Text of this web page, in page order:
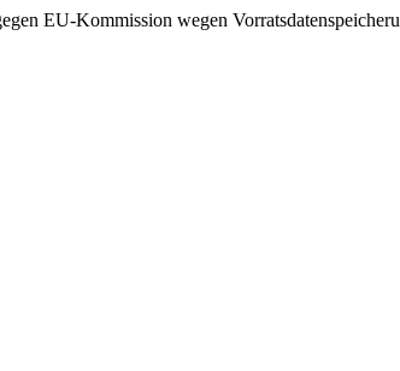
EU-Kommission wegen